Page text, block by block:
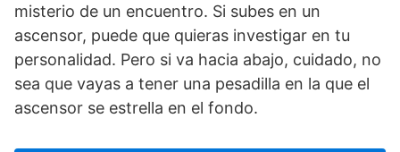
misterio de un encuentro. Si subes en un
ascensor, puede que quieras investigar en tu
personalidad. Pero si va hacia abajo, cuidado, no
sea que vayas a tener una pe­sadilla en la que el
ascensor se estrella en el fondo.